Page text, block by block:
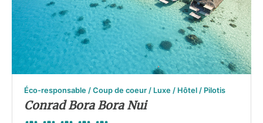
Éco-responsable / Coup de coeur / Luxe / Hôtel / Pilotis
Conrad Bora Bora Nui